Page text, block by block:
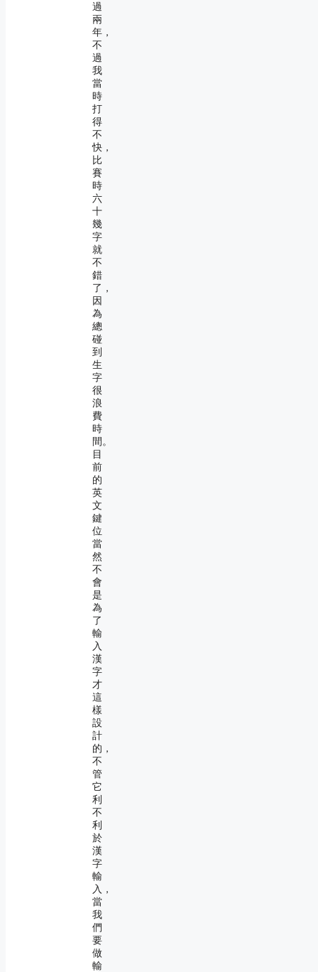
過
兩
年，
不
過
我
當
時
打
得
不
快，
比
賽
時
六
十
幾
字
就
不
錯
了，
因
為
總
碰
到
生
字
很
浪
費
時
間。
目
前
的
英
文
鍵
位
當
然
不
會
是
為
了
輸
入
漢
字
才
這
樣
設
計
的，
不
管
它
利
不
利
於
漢
字
輸
入，
當
我
們
要
做
輸